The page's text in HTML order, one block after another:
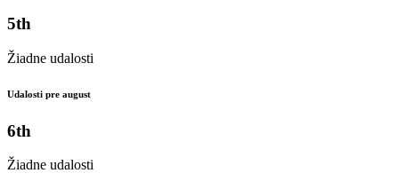
5th
Žiadne udalosti
Udalosti pre august
6th
Žiadne udalosti